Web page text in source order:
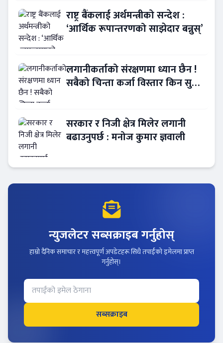
राष्ट्र बैंकलाई अर्थमन्त्रीको सन्देश :
‘आर्थिक रूपान्तरणको साझेदार बन्नुस्’
लगानीकर्ताको संरक्षणमा ध्यान छैन !
सबैको चिन्ता कर्जा विस्तार किन सुस्त
सरकार र निजी क्षेत्र मिलेर लगानी
बढाउनुपर्छ : मनोज कुमार ज्ञवाली
न्युजलेटर सब्सक्राइब गर्नुहोस्
हाम्रो दैनिक समाचार र महत्त्वपूर्ण अपडेटहरू सिधै तपाईंको इमेलमा प्राप्त
गर्नुहोस्।
सब्सक्राइब